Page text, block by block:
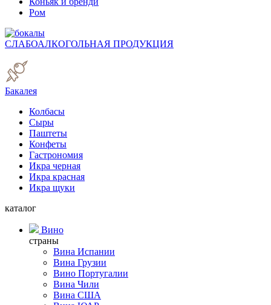
Ром
СЛАБОАЛКОГОЛЬНАЯ ПРОДУКЦИЯ
Бакалея
Колбасы
Сыры
Паштеты
Конфеты
Гастрономия
Икра черная
Икра красная
Икра щуки
каталог
Вино
страны
Вина Испании
Вина Грузии
Вино Португалии
Вина Чили
Вина США